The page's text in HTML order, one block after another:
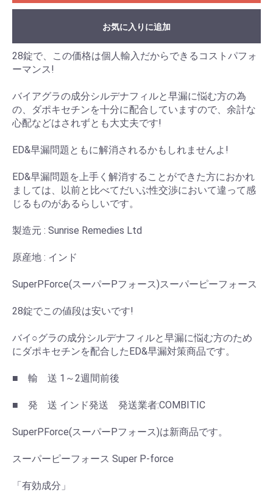
お気に入りに追加
28錠で、この価格は個人輸入だからできるコストパフォ
ーマンス!
バイアグラの成分シルデナフィルと早漏に悩む方の為
の、ダポキセチンを十分に配合していますので、余計な
心配などはされずとも大丈夫です!
ED&早漏問題ともに解消されるかもしれませんよ!
ED&早漏問題を上手く解消することができた方におかれ
ましては、以前と比べてだいぶ性交渉において違って感
じるものがあるらしいです。
製造元 : Sunrise Remedies Ltd
原産地 : インド
SuperPForce(スーパーPフォース)スーパーピーフォース
28錠でこの値段は安いです!
バイ○グラの成分シルデナフィルと早漏に悩む方のため
にダポキセチンを配合したED&早漏対策商品です。
■ 輸 送 1～2週間前後
■ 発 送 インド発送 発送業者:COMBITIC
SuperPForce(スーパーPフォース)は新商品です。
スーパーピーフォース Super P-force
「有効成分」